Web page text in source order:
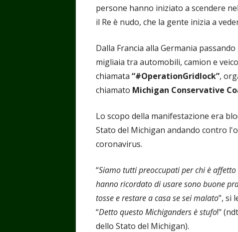
persone hanno iniziato a scendere
il Re è nudo, che la gente inizia a
Dalla Francia alla Germania
migliaia tra automobili, camion e
chiamata “#OperationGridlock”,
chiamato Michigan Conservative
Lo scopo della manifestazione era
Stato del Michigan andando contro
coronavirus.
“Siamo tutti preoccupati per chi è
hanno ricordato di usare sono buone
tosse e restare a casa se sei malato”, si
“Detto questo Michiganders è stufo!"
dello Stato del Michigan).